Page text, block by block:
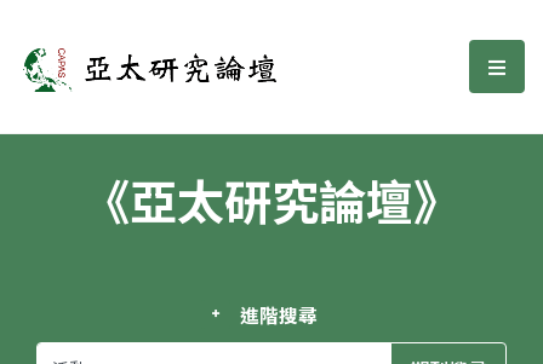
亞太研究論壇 選
《亞太研究論壇》
進階搜尋